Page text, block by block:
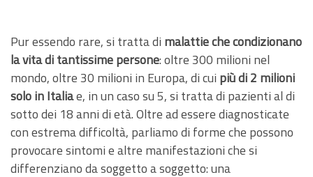
Pur essendo rare, si tratta di malattie che condizionano
la vita di tantissime persone: oltre 300 milioni nel
mondo, oltre 30 milioni in Europa, di cui più di 2 milioni
solo in Italiae, in un caso su 5, si tratta di pazienti al di
sotto dei 18 anni di età. Oltre ad essere diagnosticate
con estrema difficoltà, parliamo di forme che possono
provocare sintomi e altre manifestazioni che si
differenziano da soggetto a soggetto: una